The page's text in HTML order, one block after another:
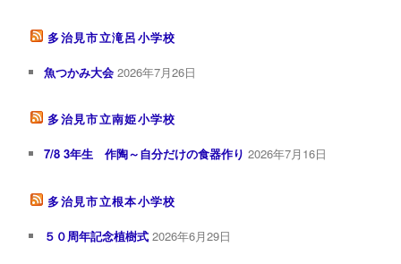
多治見市立滝呂小学校
魚つかみ大会 2026年7月26日
多治見市立南姫小学校
7/8 3年生 作陶～自分だけの食器作り 2026年7月16日
多治見市立根本小学校
５０周年記念植樹式 2026年6月29日